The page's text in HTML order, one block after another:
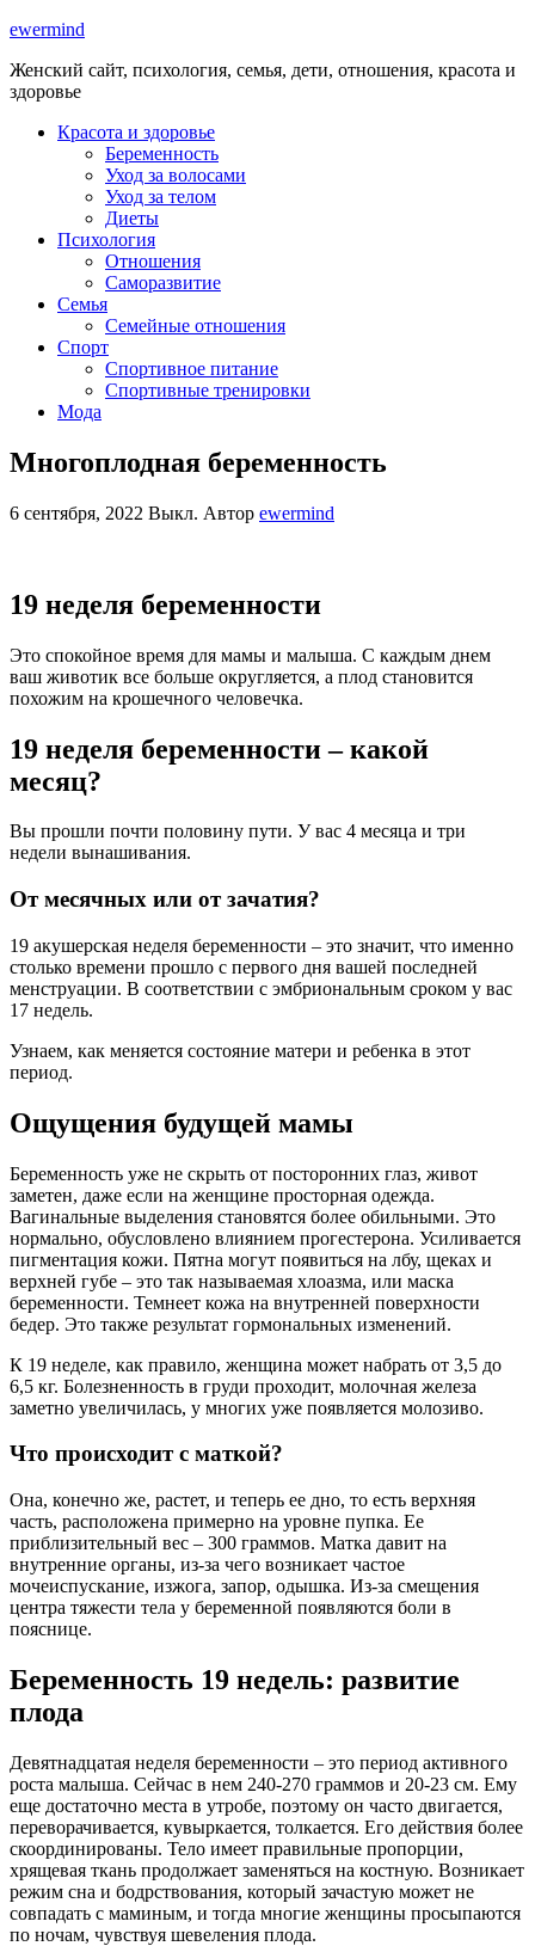
ewermind
Женский сайт, психология, семья, дети, отношения, красота и
здоровье
Красота и здоровье
Беременность
Уход за волосами
Уход за телом
Диеты
Психология
Отношения
Саморазвитие
Семья
Семейные отношения
Спорт
Спортивное питание
Спортивные тренировки
Мода
Многоплодная беременность
6 сентября, 2022 Выкл. Автор ewermind
19 неделя беременности
Это спокойное время для мамы и малыша. С каждым днем
ваш животик все больше округляется, а плод становится
похожим на крошечного человечка.
19 неделя беременности – какой
месяц?
Вы прошли почти половину пути. У вас 4 месяца и три
недели вынашивания.
От месячных или от зачатия?
19 акушерская неделя беременности – это значит, что именно
столько времени прошло с первого дня вашей последней
менструации. В соответствии с эмбриональным сроком у вас
17 недель.
Узнаем, как меняется состояние матери и ребенка в этот
период.
Ощущения будущей мамы
Беременность уже не скрыть от посторонних глаз, живот
заметен, даже если на женщине просторная одежда.
Вагинальные выделения становятся более обильными. Это
нормально, обусловлено влиянием прогестерона. Усиливается
пигментация кожи. Пятна могут появиться на лбу, щеках и
верхней губе – это так называемая хлоазма, или маска
беременности. Темнеет кожа на внутренней поверхности
бедер. Это также результат гормональных изменений.
К 19 неделе, как правило, женщина может набрать от 3,5 до
6,5 кг. Болезненность в груди проходит, молочная железа
заметно увеличилась, у многих уже появляется молозиво.
Что происходит с маткой?
Она, конечно же, растет, и теперь ее дно, то есть верхняя
часть, расположена примерно на уровне пупка. Ее
приблизительный вес – 300 граммов. Матка давит на
внутренние органы, из-за чего возникает частое
мочеиспускание, изжога, запор, одышка. Из-за смещения
центра тяжести тела у беременной появляются боли в
пояснице.
Беременность 19 недель: развитие
плода
Девятнадцатая неделя беременности – это период активного
роста малыша. Сейчас в нем 240-270 граммов и 20-23 см. Ему
еще достаточно места в утробе, поэтому он часто двигается,
переворачивается, кувыркается, толкается. Его действия более
скоординированы. Тело имеет правильные пропорции,
хрящевая ткань продолжает заменяться на костную. Возникает
режим сна и бодрствования, который зачастую может не
совпадать с маминым, и тогда многие женщины просыпаются
по ночам, чувствуя шевеления плода.